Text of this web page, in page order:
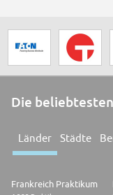
Die
Länder Städte
Frankreich Praktikum